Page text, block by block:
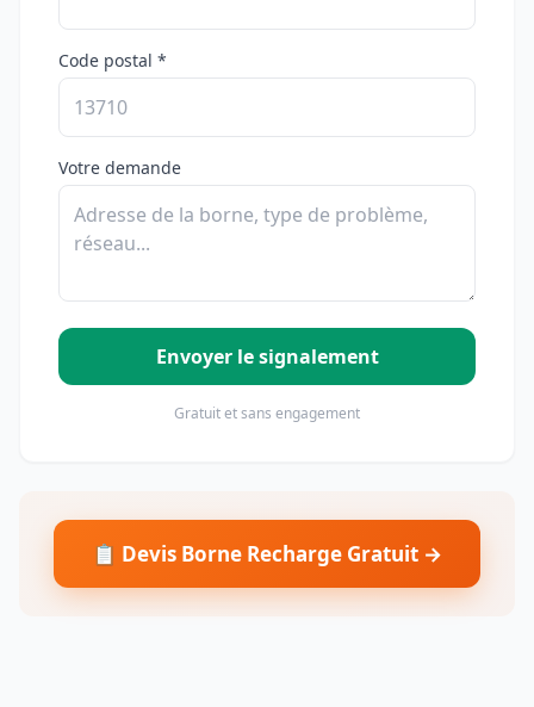
Code postal *
Votre demande
Envoyer le signalement
Gratuit et sans engagement
📋 Devis Borne Recharge Gratuit →